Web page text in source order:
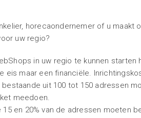
horecaondernemer of u
uw regio?
in uw regio te kunnen
eis maar een financiële.
bestaande uit 100 tot 150 adressen
meedoen.
15 en 20% van de adressen moeten